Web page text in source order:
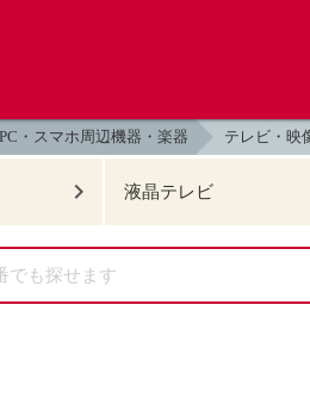
・スマホ周辺機器・楽器 テレビ・映
液晶テレビ